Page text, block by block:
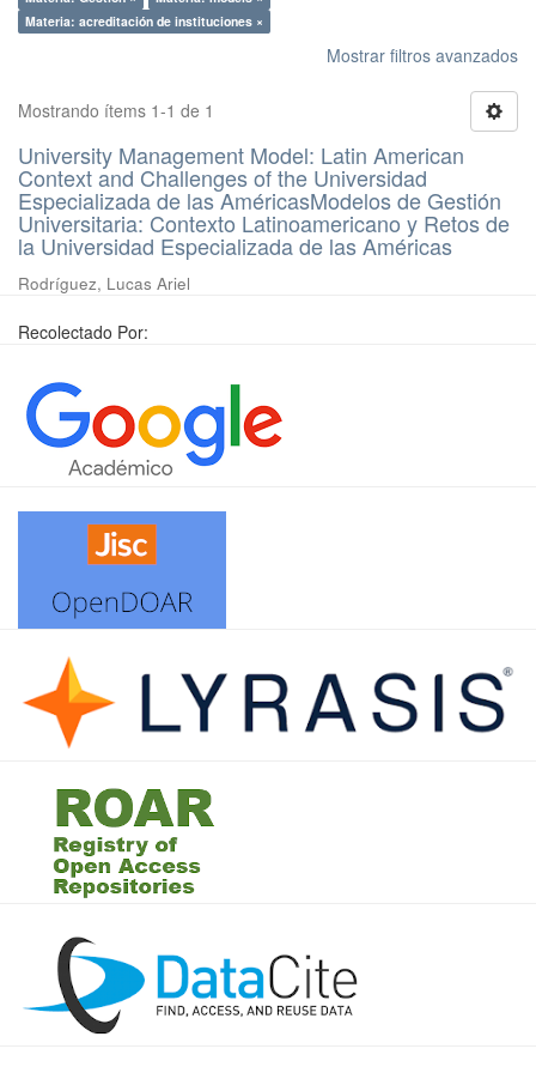
Materia: acreditación de instituciones ×
Mostrar filtros avanzados
Mostrando ítems 1-1 de 1
University Management Model: Latin American
Context and Challenges of the Universidad
Especializada de las AméricasModelos de Gestión
Universitaria: Contexto Latinoamericano y Retos de
la Universidad Especializada de las Américas
Rodríguez, Lucas Ariel
Recolectado Por: